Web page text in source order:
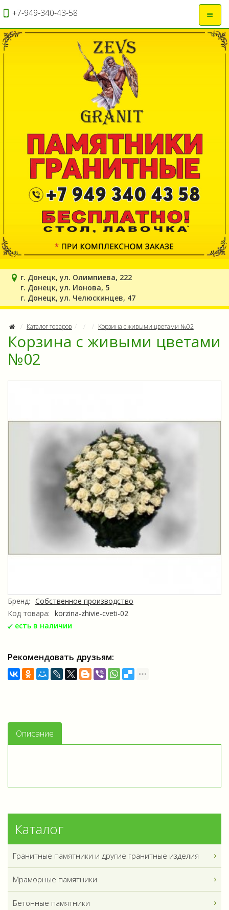
+7-949-340-43-58
г. Донецк, ул. Олимпиева, 222
г. Донецк, ул. Ионова, 5
г. Донецк, ул. Челюскинцев, 47
Каталог товаров Корзина с живыми цветами №02
Корзина с живыми цветами
№02
Бренд: Собственное производство
Код товара: korzina-zhivie-cveti-02
есть в наличии
Рекомендовать друзьям:
Описание
Каталог
Гранитные памятники и другие гранитные изделия
Мраморные памятники
Бетонные памятники